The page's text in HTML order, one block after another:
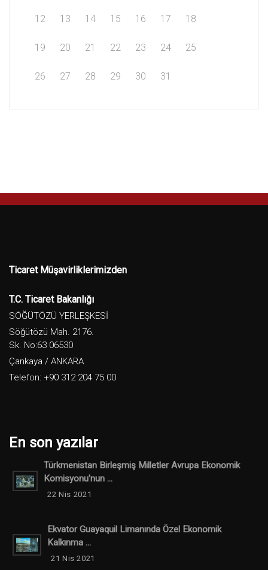
12 13 14 15 16 17 18
19 20 21 22 23 24 25
26 27 28 29 30 31
Ticaret Müşavirliklerimizden
T.C. Ticaret Bakanlığı
SÖĞÜTÖZÜ YERLEŞKESİ
Söğütözü Mah. 2176.
Sk. No:63 06530
Çankaya / ANKARA
Telefon: +90 312 204 75 00
En son yazılar
Türkmenistan Birleşmiş Milletler Avrupa Ekonomik
Komisyonu'nun ...
22 Nis 2021
Ekvator Guayaquil Limanında Özel Ekonomik
Kalkınma ...
21 Nis 2021